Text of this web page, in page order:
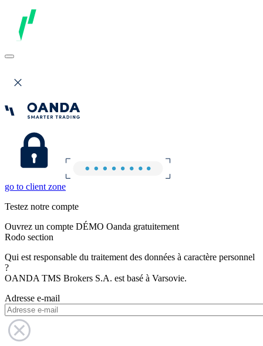
go to client zone
Testez notre compte
Ouvrez un compte DÉMO Oanda gratuitement
Rodo section
Qui est responsable du traitement des données à caractère personnel
?
OANDA TMS Brokers S.A. est basé à Varsovie.
Adresse e-mail